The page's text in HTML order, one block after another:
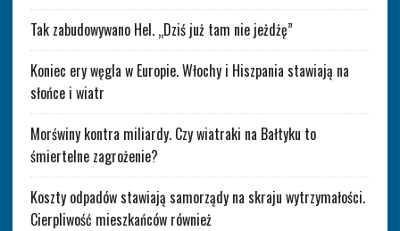
Tak zabudowywano Hel. „Dziś już tam nie jeżdżę”
Koniec ery węgla w Europie. Włochy i Hiszpania stawiają na
słońce i wiatr
Morświny kontra miliardy. Czy wiatraki na Bałtyku to
śmiertelne zagrożenie?
Koszty odpadów stawiają samorządy na skraju wytrzymałości.
Cierpliwość mieszkańców również